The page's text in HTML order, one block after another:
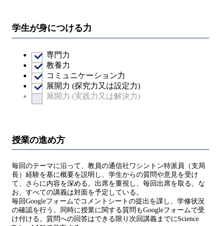
学生が身につける力
専門力
教養力
コミュニケーション力
展開力 (探究力又は設定力)
展開力 (実践力又は解決力)
授業の進め方
毎回のテーマに沿って、教員の通信社ワシントン特派員（支局
長）経験を基に概要を説明し、学生からの質問や意見を受け
て、さらに内容を深める。出席を重視し、毎回出席を取る。な
お、すべての講義は対面を予定している。
毎回Googleフォームでコメントシートの提出を課し、学修状況
の確認を行う。同時に授業に関する質問もGoogleフォームで受
け付ける。質問への回答はできる限り次回講義までにScience